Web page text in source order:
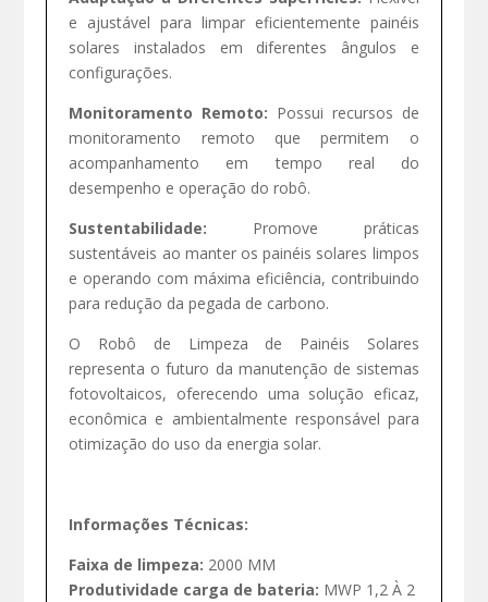
e ajustável para limpar eficientemente painéis
solares instalados em diferentes ângulos e
configurações.
Monitoramento Remoto: Possui recursos de
monitoramento remoto que permitem o
acompanhamento em tempo real do
desempenho e operação do robô.
Sustentabilidade: Promove práticas
sustentáveis ao manter os painéis solares limpos
e operando com máxima eficiência, contribuindo
para redução da pegada de carbono.
O Robô de Limpeza de Painéis Solares
representa o futuro da manutenção de sistemas
fotovoltaicos, oferecendo uma solução eficaz,
econômica e ambientalmente responsável para
otimização do uso da energia solar.
Informações Técnicas:
Faixa de limpeza: 2000 MM
Produtividade carga de bateria: MWP 1,2 À 2